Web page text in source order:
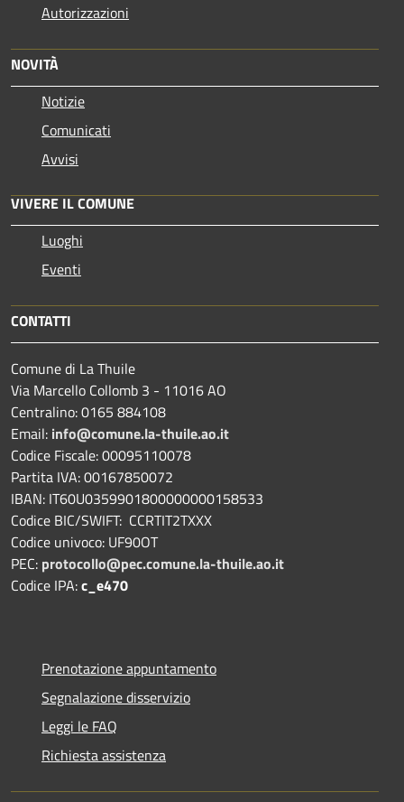
Autorizzazioni
NOVITÀ
Notizie
Comunicati
Avvisi
VIVERE IL COMUNE
Luoghi
Eventi
CONTATTI
Comune di La Thuile
Via Marcello Collomb 3 - 11016 AO
Centralino: 0165 884108
Email: info@comune.la-thuile.ao.it
Codice Fiscale: 00095110078
Partita IVA: 00167850072
IBAN: IT60U0359901800000000158533
Codice BIC/SWIFT: CCRTIT2TXXX
Codice univoco: UF90OT
PEC: protocollo@pec.comune.la-thuile.ao.it
Codice IPA:c_e470
Prenotazione appuntamento
Segnalazione disservizio
Leggi le FAQ
Richiesta assistenza